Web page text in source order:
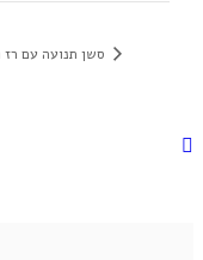
סשן תנועה עם רז